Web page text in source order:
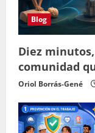
Blog
Diez
comunidad
Oriol Borrás-Gené